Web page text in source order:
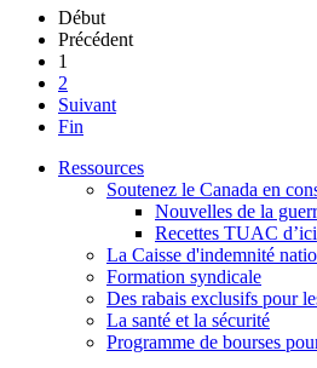
Début
Précédent
1
2
Suivant
Fin
Ressources
Soutenez le Canada en
Nouvelles de la
Recettes TUAC d’ici
La Caisse d'indemnité
Formation syndicale
Des rabais exclusifs pour
La santé et la sécurité
Programme de bourses